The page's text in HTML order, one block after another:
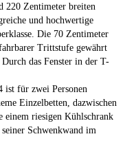
220 Zentimeter breiten
und hochwertige
Die 70 Zentimeter
Trittstufe gewährt
das Fenster in der T-
ist für zwei Personen
Einzelbetten, dazwischen
einem riesigen Kühlschrank
Schwenkwand im